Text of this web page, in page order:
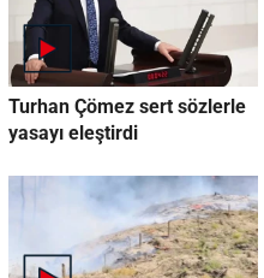
Turhan Çömez sert sözlerle
yasayı eleştirdi